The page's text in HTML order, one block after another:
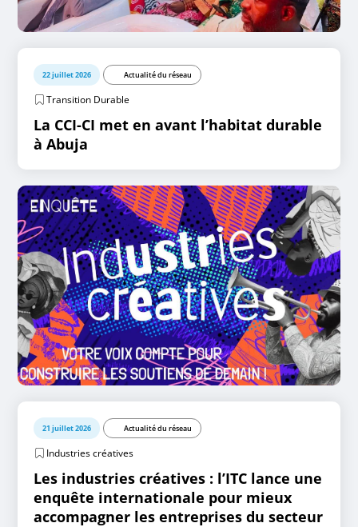
22 juillet 2026 Actualité du réseau
Transition Durable
La CCI-CI met en avant l’habitat durable
à Abuja
21 juillet 2026 Actualité du réseau
Industries créatives
Les industries créatives : l’ITC lance une
enquête internationale pour mieux
accompagner les entreprises du secteur